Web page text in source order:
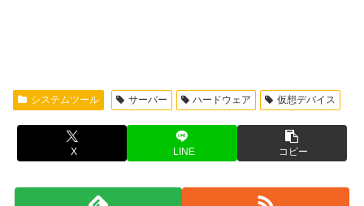
システムツール サーバー ハードウェア 仮想デバイス
X LINE コピー